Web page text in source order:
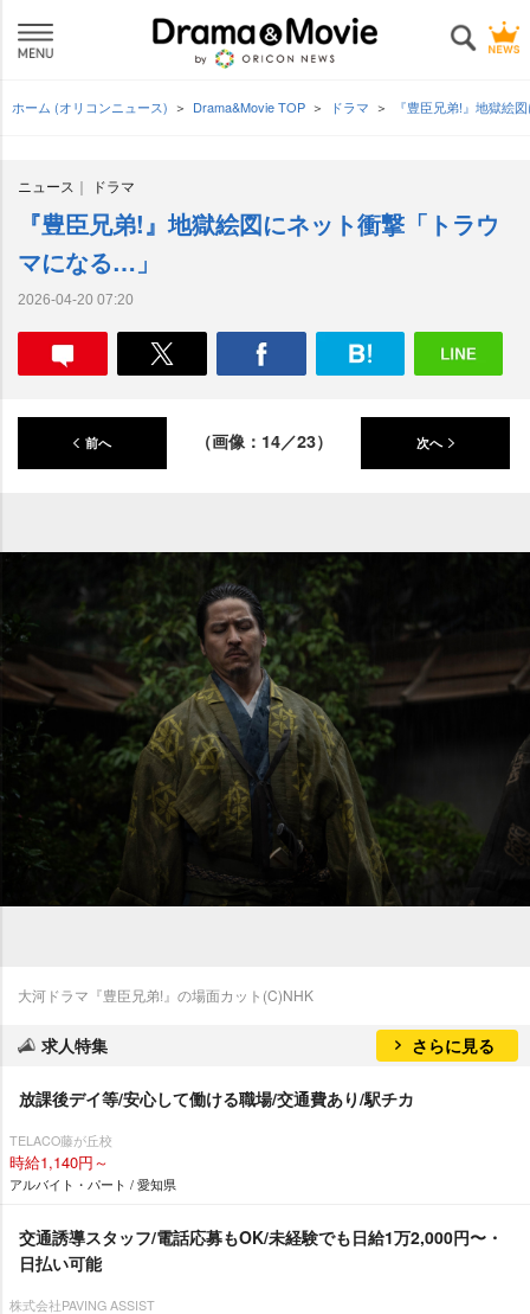
ホーム (オリコンニュース) Drama&Movie TOP ドラマ 『豊臣兄弟!』地獄絵
ニュース ドラマ
『豊臣兄弟!』地獄絵図にネット衝撃「トラウ
マになる…」
2026-04-20 07:20
前へ （画像：14／23） 次へ
大河ドラマ『豊臣兄弟!』の場面カット(C)NHK
求人特集 さらに見る
放課後デイ等/安心して働ける職場/交通費あり/駅チカ
TELACO藤が丘校
時給1,140円～
アルバイト・パート / 愛知県
交通誘導スタッフ/電話応募もOK/未経験でも日給1万2,000円〜・
日払い可能
株式会社PAVING ASSIST